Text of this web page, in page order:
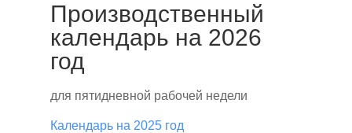
Производственный
календарь на 2026
год
для пятидневной рабочей недели
Календарь на 2025 год